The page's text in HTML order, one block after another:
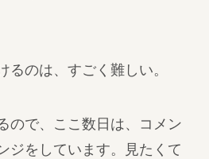
るのは、すごく難しい。
ので、ここ数日は、コメン
ジをしています。見たくて